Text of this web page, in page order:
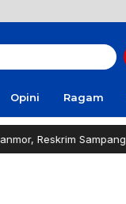
Opini Ragam
Sampang Tuai Apresiasi